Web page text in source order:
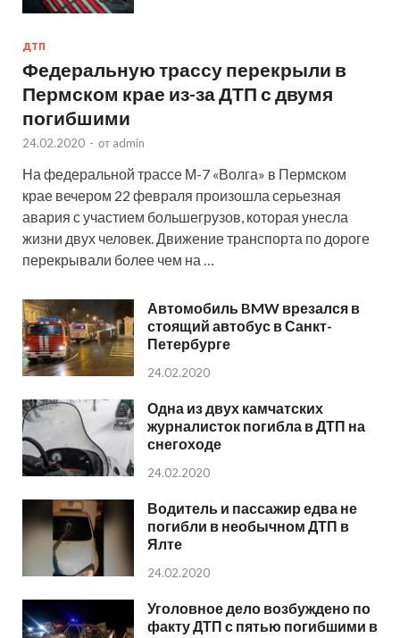
ДТП
Федеральную трассу перекрыли в
Пермском крае из-за ДТП с двумя
погибшими
24.02.2020 - от admin
На федеральной трассе М-7 «Волга» в Пермском
крае вечером 22 февраля произошла серьезная
авария с участием большегрузов, которая унесла
жизни двух человек. Движение транспорта по дороге
перекрывали более чем на …
Автомобиль BMW врезался в
стоящий автобус в Санкт-
Петербурге
24.02.2020
Одна из двух камчатских
журналисток погибла в ДТП на
снегоходе
24.02.2020
Водитель и пассажир едва не
погибли в необычном ДТП в
Ялте
24.02.2020
Уголовное дело возбуждено по
факту ДТП с пятью погибшими в